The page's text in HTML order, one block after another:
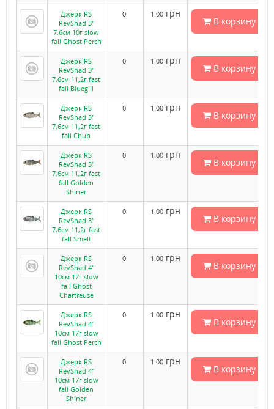
Джерк RS
RevShad 3"
7,6см 10г slow
fall Ghost Perch
0 1.00 грн
В корзину
Джерк RS
RevShad 3"
7,6см 11,2г fast
fall Bluegill
0 1.00 грн
В корзину
Джерк RS
RevShad 3"
7,6см 11,2г fast
fall Chub
0 1.00 грн
В корзину
Джерк RS
RevShad 3"
7,6см 11,2г fast
fall Golden
Shiner
0 1.00 грн
В корзину
Джерк RS
RevShad 3"
7,6см 11,2г fast
fall Smelt
0 1.00 грн
В корзину
Джерк RS
RevShad 4"
10см 17г slow
fall Ghost
Chartreuse
0 1.00 грн
В корзину
Джерк RS
RevShad 4"
10см 17г slow
fall Ghost Perch
0 1.00 грн
В корзину
Джерк RS
RevShad 4"
10см 17г slow
fall Golden
Shiner
0 1.00 грн
В корзину